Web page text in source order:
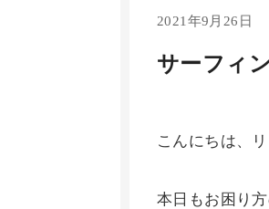
2021年9月26日
サーフィ
こんにちは、
本日もお困り